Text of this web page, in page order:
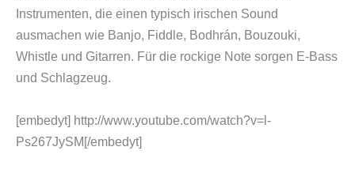
Instrumenten, die einen typisch irischen Sound
ausmachen wie Banjo, Fiddle, Bodhrán, Bouzouki,
Whistle und Gitarren. Für die rockige Note sorgen E-Bass
und Schlagzeug.
[embedyt] http://www.youtube.com/watch?v=l-
Ps267JySM[/embedyt]